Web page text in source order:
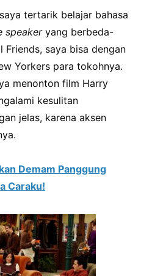
tertarik belajar bahasa
speakeryang berbeda-
Friends, saya bisa dengan
Yorkers para tokohnya.
menonton film Harry
kesulitan
jelas, karena aksen
Demam Panggung
Caraku!